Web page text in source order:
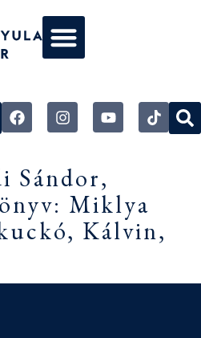
Sándor,
Miklya
Kálvin,